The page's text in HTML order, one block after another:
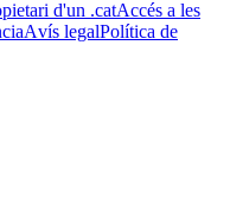
d'un .catAccés a les
Avís legalPolítica de